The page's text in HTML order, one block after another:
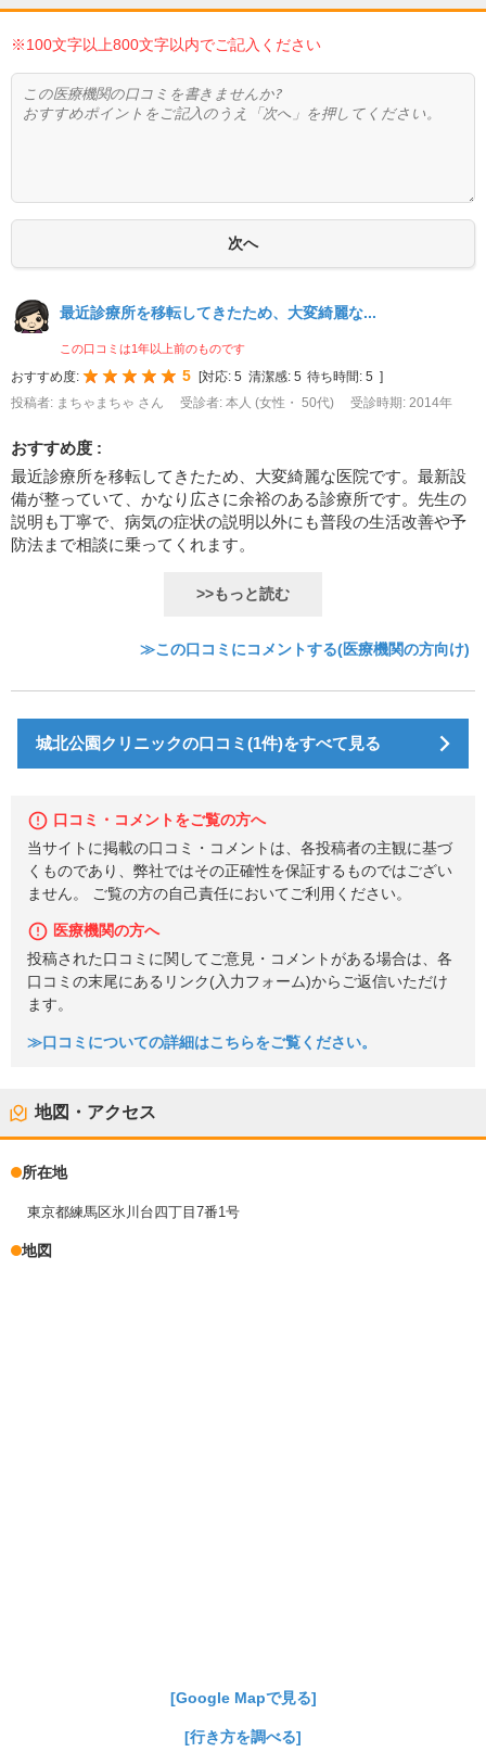
※100文字以上800文字以内でご記入ください
最近診療所を移転してきたため、大変綺麗な...
この口コミは1年以上前のものです
おすすめ度: 5 [対応: 5 清潔感: 5 待ち時間: 5 ]
投稿者: まちゃまちゃ さん
受診者: 本人 (女性・ 50代) 受診時期: 2014年
おすすめ度 :
最近診療所を移転してきたため、大変綺麗な医院です。最新設
備が整っていて、かなり広さに余裕のある診療所です。先生の
説明も丁寧で、病気の症状の説明以外にも普段の生活改善や予
防法まで相談に乗ってくれます。
>>もっと読む
≫この口コミにコメントする(医療機関の方向け)
城北公園クリニックの口コミ(1件)をすべて見る
口コミ・コメントをご覧の方へ
当サイトに掲載の口コミ・コメントは、各投稿者の主観に基づ
くものであり、弊社ではその正確性を保証するものではござい
ません。 ご覧の方の自己責任においてご利用ください。
医療機関の方へ
投稿された口コミに関してご意見・コメントがある場合は、各
口コミの末尾にあるリンク(入力フォーム)からご返信いただけ
ます。
≫口コミについての詳細はこちらをご覧ください。
地図・アクセス
所在地
東京都練馬区氷川台四丁目7番1号
地図
[Google Mapで見る]
[行き方を調べる]